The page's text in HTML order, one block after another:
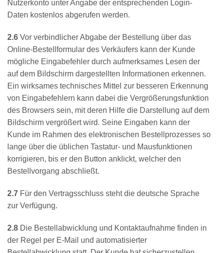
Nutzerkonto unter Angabe der entsprechenden Login-
Daten kostenlos abgerufen werden.
2.6 Vor verbindlicher Abgabe der Bestellung über das
Online-Bestellformular des Verkäufers kann der Kunde
mögliche Eingabefehler durch aufmerksames Lesen der
auf dem Bildschirm dargestellten Informationen erkennen.
Ein wirksames technisches Mittel zur besseren Erkennung
von Eingabefehlern kann dabei die Vergrößerungsfunktion
des Browsers sein, mit deren Hilfe die Darstellung auf dem
Bildschirm vergrößert wird. Seine Eingaben kann der
Kunde im Rahmen des elektronischen Bestellprozesses so
lange über die üblichen Tastatur- und Mausfunktionen
korrigieren, bis er den Button anklickt, welcher den
Bestellvorgang abschließt.
2.7 Für den Vertragsschluss steht die deutsche Sprache
zur Verfügung.
2.8 Die Bestellabwicklung und Kontaktaufnahme finden in
der Regel per E-Mail und automatisierter